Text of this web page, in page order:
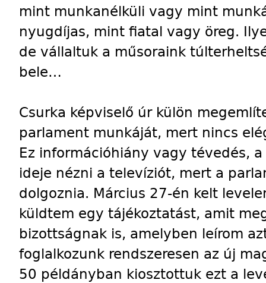
mint munkanélküli vagy mint
nyugdíjas, mint fiatal vagy öreg.
de vállaltuk a műsoraink
bele…
Csurka képviselő úr külön
parlament munkáját, mert nincs
Ez információhiány vagy tévedés,
ideje nézni a televíziót, mert a
dolgoznia. Március 27-én kelt
küldtem egy tájékoztatást, amit
bizottságnak is, amelyben leírom
foglalkozunk rendszeresen az új
50 példányban kiosztottuk ezt a